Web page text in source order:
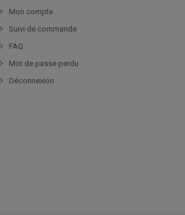
Mon compte
Suivi de commande
FAQ
Mot de passe perdu
Déconnexion